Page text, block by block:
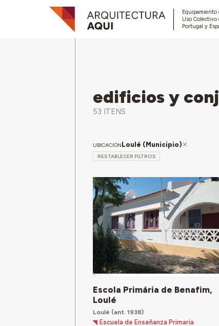
Equipamiento
Uso Colectivo
Portugal y
edificios y
53 ITENS
UBICACIÓN Loulé (Municipio)
RESTABLECER FILTROS
Escola Primária de Benafim,
Loulé
Loulé (ant. 1938)
Escuela de Enseñanza Primaria